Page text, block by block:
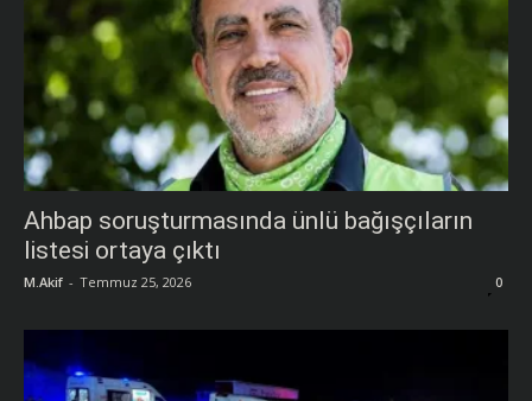
Ahbap soruşturmasında ünlü bağışçıların
listesi ortaya çıktı
M.Akif - Temmuz 25, 2026 0